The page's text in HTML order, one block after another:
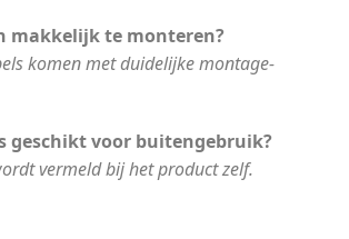
makkelijk te monteren?
komen met duidelijke montage-
geschikt voor buitengebruik?
vermeld bij het product zelf.